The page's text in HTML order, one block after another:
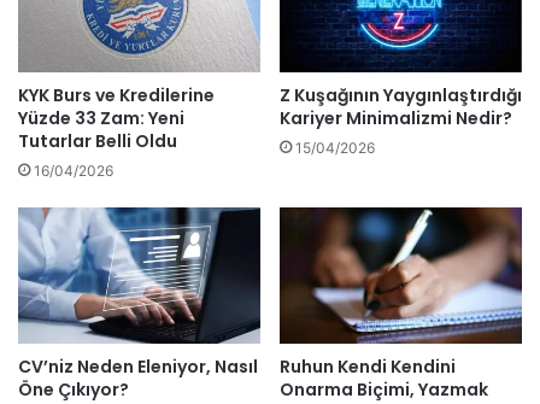
KYK Burs ve Kredilerine
Yüzde 33 Zam: Yeni
Tutarlar Belli Oldu
16/04/2026
Z Kuşağının Yaygınlaştırdığı
Kariyer Minimalizmi Nedir?
15/04/2026
CV’niz Neden Eleniyor, Nasıl
Öne Çıkıyor?
Ruhun Kendi Kendini
Onarma Biçimi, Yazmak